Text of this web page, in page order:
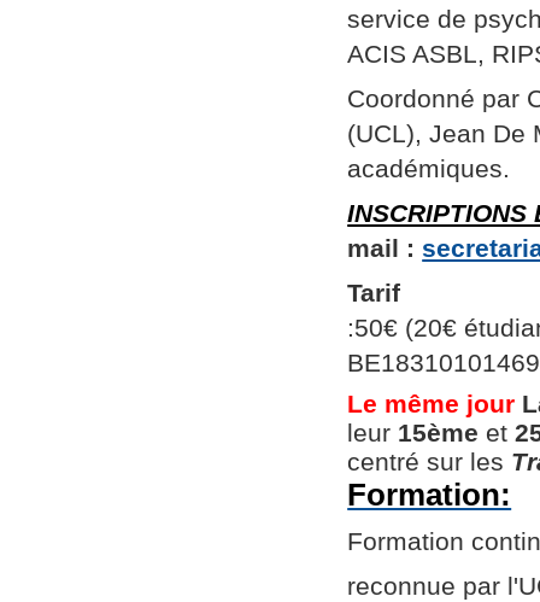
service de
ACIS ASBL,
Coordonné par
(UCL), Jean De
académiques.
INSCRIPTIONS
mail :
Tarif
:50€ (20€
Le même jour
leur 15ème et
centré sur les
Formation:
Formation
reconnue par